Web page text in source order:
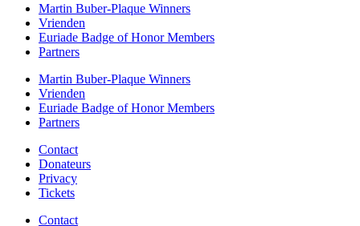
Martin Buber-Plaque Winners
Vrienden
Euriade Badge of Honor Members
Partners
Martin Buber-Plaque Winners
Vrienden
Euriade Badge of Honor Members
Partners
Contact
Donateurs
Privacy
Tickets
Contact